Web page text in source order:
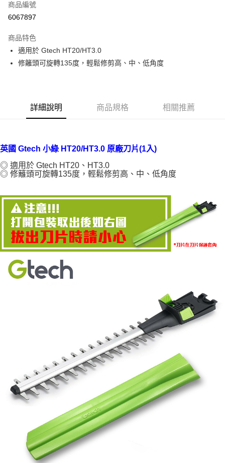
信用卡分期付款
合作金庫商業銀行
華南商業銀行
上海商業儲蓄銀行
台北富邦商業銀行
聯邦商業銀行
遠東國際商業銀行
元大商業銀行
台灣樂天信用卡公司
6 期 0 利率 每期
華南商業銀行
彰化商業銀行
匯豐（台灣）商業銀行
華泰商業銀行
聯邦商業銀行
台新國際商業銀行
中國信託商業銀行
台灣樂天信用卡公司
LINE Pay
Google Pay
AFTEE先享後付
相關說明
【關於「AFTEE先享後付」】
便利好安心！
１．簡單：不需註冊會員、不需綁卡、不需儲值。
２．便利：只要手機號碼，簡訊認證，即可結帳。
３．安心：先確認商品／服務後，再付款。
【「AFTEE先享後付」結帳流程】
１．於結帳方式選擇「AFTEE先享後付」後，將跳轉至「AFTEE先享後付」
結帳頁面，進行簡訊認證並確認金額後，即可完成結帳。
２．訂單成立數日內，您將收到繳費通知簡訊。
３．收到繳費通知簡訊後14天內，點擊此簡訊中的連結，可透過四大超商／
※ 請注意：結帳手續完成當下不需立刻繳費，但若您需要取消訂單，請聯絡
購買商品的店家。未經商家同意取消之訂單仍視為有效，需透過AFTEE先享
※ 交易是否成功請以「AFTEE先享後付 」之結帳頁面顯示為準，若有關於
是否繳費成功／繳費後需取消欲退款等相關疑問，請聯繫「AFTEE先享後付
https://netprotections.freshdesk.com/support/home
１．透過由恩沛科技股份有限公司提供之「AFTEE先享後付」服務完成之交
易，需依本服務之必要範圍內提供個人資料，並將交易相關給付款項請求債
權轉讓予恩沛科技股份有限公司。
２．關於個人資料處理事宜，請瀏覽以下網址：
https://aftee.tw/terms/#terms3
３．未成年的使用者請事先徵得法定代理人或監護人之同意方可使用
「AFTEE先享後付」，若未經同意申辦者引起之損失，本公司不負相關責
４．使用「AFTEE先享後付」時，將依據個別帳號之用戶狀況，依本公司即
時審查核予不同之上限額度；若仍有額度不足之情形，本公司將視審查結果
請求用戶進行身份認證。
運送方式
宅配
每筆NT$100，滿NT$490(含以上)免運費
黑貓
每筆NT$200
商品編號
6067897
商品特色
適用於 Gtech HT20/HT3.0
修籬頭可旋轉135度，輕鬆修剪高、中、低角度
詳細說明 商品規格 相關推薦
英國 Gtech 小綠 HT20/HT3.0 原廠刀片(1入)
◎ 適用於 Gtech HT20、HT3.0
◎ 修籬頭可旋轉135度，輕鬆修剪高、中、低角度